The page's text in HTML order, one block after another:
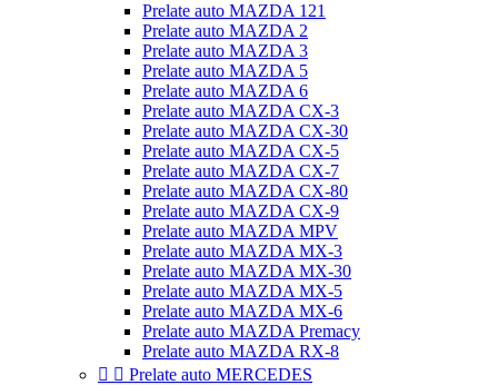
Prelate auto MAZDA 121
Prelate auto MAZDA 2
Prelate auto MAZDA 3
Prelate auto MAZDA 5
Prelate auto MAZDA 6
Prelate auto MAZDA CX-3
Prelate auto MAZDA CX-30
Prelate auto MAZDA CX-5
Prelate auto MAZDA CX-7
Prelate auto MAZDA CX-80
Prelate auto MAZDA CX-9
Prelate auto MAZDA MPV
Prelate auto MAZDA MX-3
Prelate auto MAZDA MX-30
Prelate auto MAZDA MX-5
Prelate auto MAZDA MX-6
Prelate auto MAZDA Premacy
Prelate auto MAZDA RX-8
  Prelate auto MERCEDES